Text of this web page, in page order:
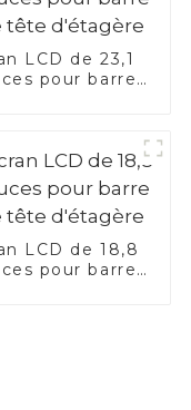
LCD de 23,1
pour barre
LCD de 18,8
pour barre